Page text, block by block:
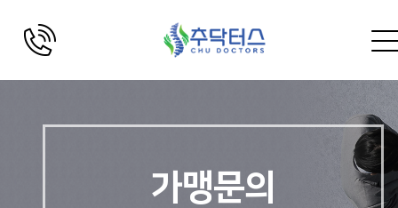
가맹문의